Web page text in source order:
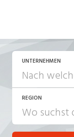
UNTERNEHMEN
REGION